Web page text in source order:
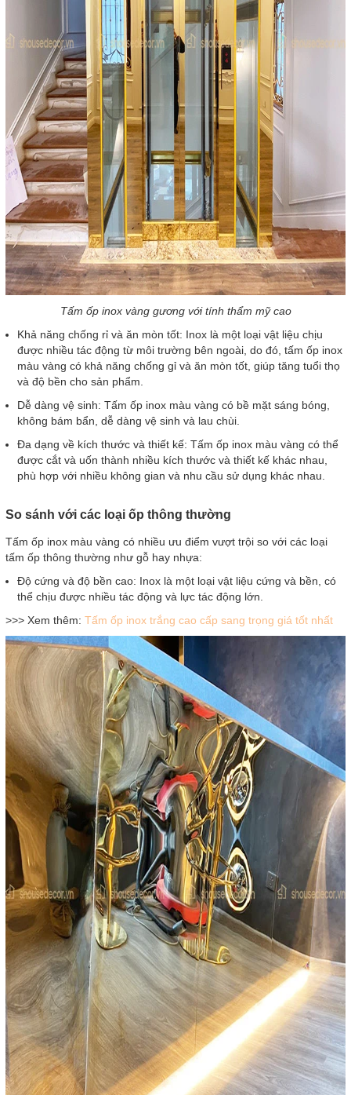
Tấm ốp inox vàng gương với tính thẩm mỹ cao
Khả năng chống rỉ và ăn mòn tốt: Inox là một loại vật liệu chịu
được nhiều tác động từ môi trường bên ngoài, do đó, tấm ốp inox
màu vàng có khả năng chống gỉ và ăn mòn tốt, giúp tăng tuổi thọ
và độ bền cho sản phẩm.
Dễ dàng vệ sinh: Tấm ốp inox màu vàng có bề mặt sáng bóng,
không bám bẩn, dễ dàng vệ sinh và lau chùi.
Đa dạng về kích thước và thiết kế: Tấm ốp inox màu vàng có thể
được cắt và uốn thành nhiều kích thước và thiết kế khác nhau,
phù hợp với nhiều không gian và nhu cầu sử dụng khác nhau.
So sánh với các loại ốp thông thường
Tấm ốp inox màu vàng có nhiều ưu điểm vượt trội so với các loại
tấm ốp thông thường như gỗ hay nhựa:
Độ cứng và độ bền cao: Inox là một loại vật liệu cứng và bền, có
thể chịu được nhiều tác động và lực tác động lớn.
>>> Xem thêm: Tấm ốp inox trắng cao cấp sang trọng giá tốt nhất